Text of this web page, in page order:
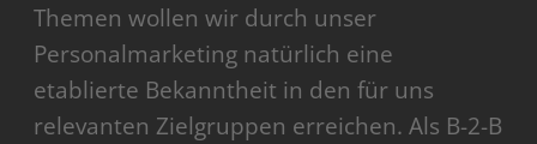
Themen wollen wir durch unser
Personalmarketing natürlich eine
etablierte Bekanntheit in den für uns
relevanten Zielgruppen erreichen. Als B-2-B